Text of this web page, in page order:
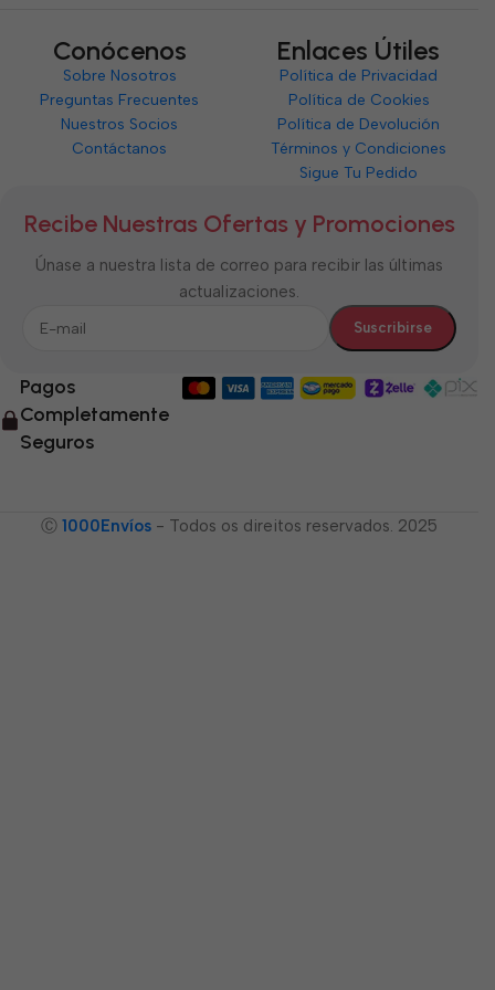
Conócenos
Sobre Nosotros
Preguntas Frecuentes
Nuestros Socios
Contáctanos
Enlaces Útiles
Política de Privacidad
Política de Cookies
Política de Devolución
Términos y Condiciones
Sigue Tu Pedido
Recibe Nuestras Ofertas y Promociones
Únase a nuestra lista de correo para recibir las últimas
actualizaciones.
Pagos
Completamente
Seguros
Ⓒ 1000Envíos - Todos os direitos reservados. 2025